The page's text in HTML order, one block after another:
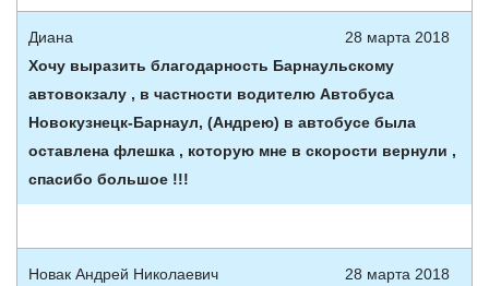
Диана
28 марта 2018
Хочу выразить благодарность Барнаульскому
автовокзалу , в частности водителю Автобуса
Новокузнецк-Барнаул, (Андрею) в автобусе была
оставлена флешка , которую мне в скорости вернули ,
спасибо большое !!!
Новак Андрей Николаевич
28 марта 2018